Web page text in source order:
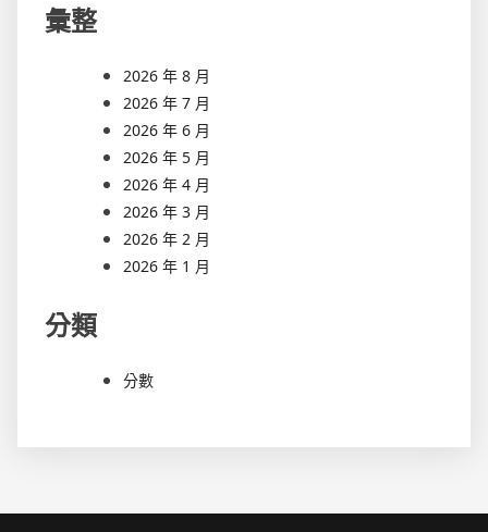
彙整
2026 年 8 月
2026 年 7 月
2026 年 6 月
2026 年 5 月
2026 年 4 月
2026 年 3 月
2026 年 2 月
2026 年 1 月
分類
分數